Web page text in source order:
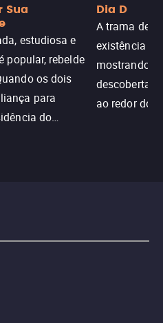
Sua
estudiosa e
popular, rebelde
os dois
para
do
Dia D
A trama de
existência
mostrando
descoberta
ao redor do